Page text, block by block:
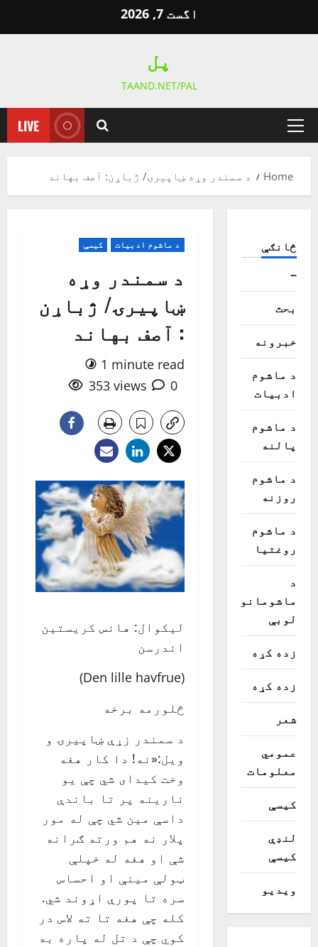
اگست 7, 2026
پل
TAAND.NET/PAL
Primary
LIVE
Home د سمندر وړه ښاپیرۍ/ ژباړن: آصف بهاند
د ماشوم ادبیات کیسې
د سمندر وړه
ښاپیرۍ/ ژباړن
: آصف بهاند
1 minute read
0
353 views
لیکوال: هانس کریستین
اندرسن
(Den lille havfrue)
څلورمه برخه
د سمندر زړې ښاپیرۍ و
ویل:«نه! دا کار هغه
وخت کیدای شي چې یو
نارینه پر تا باندې
داسې مین شي چې له مور
پلار نه هم ورته ګرانه
شې او هغه له خپلې
ټولې مینې او احساس
سره تا پورې اړوند شي.
کله چې هغه تا ته لاس در
کوي چې د تل له پاره به
څانګې
–
بحث
خبرونه
د ماشوم
ادبیات
د ماشوم
پالنه
د ماشوم
روزنه
د ماشوم
روغتیا
د
ماشومانو
لوبې
زده کړه
زده کړه
شعر
عمومي
معلومات
کیسې
لنډې
کیسې
ویدیو